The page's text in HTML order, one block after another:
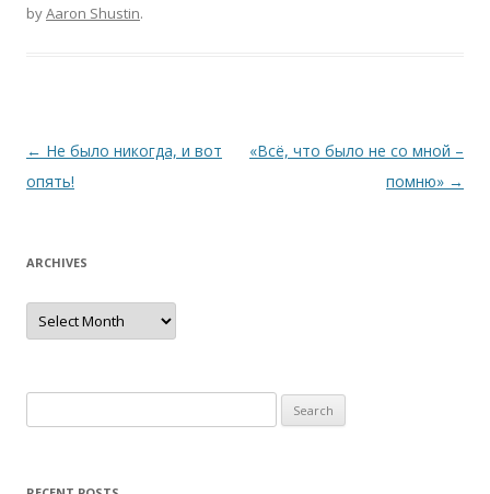
byAaron Shustin.
Post
navigation
← Не было никогда, и вот
опять!
«Всё, что было не со мной –
помню» →
ARCHIVES
Archives
for: